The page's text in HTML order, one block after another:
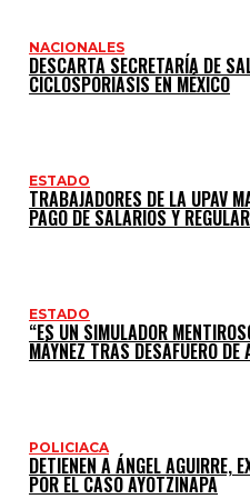
NACIONALES
DESCARTA SECRETARÍA DE
CICLOSPORIASIS EN MÉXICO
ESTADO
TRABAJADORES DE LA UPAV
PAGO DE SALARIOS Y
ESTADO
“ES UN SIMULADOR
MÁYNEZ TRAS DESAFUERO DE
POLICIACA
DETIENEN A ÁNGEL AGUIRRE,
POR EL CASO AYOTZINAPA